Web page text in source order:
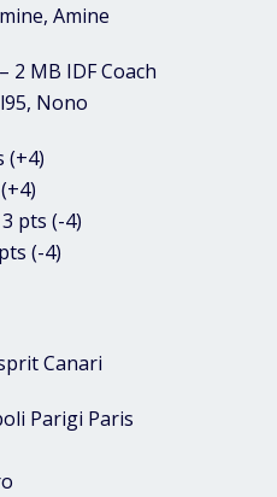
Amine
2 MB IDF Coach
Nono
(+4)
pts (-4)
(-4)
Canari
Parigi Paris